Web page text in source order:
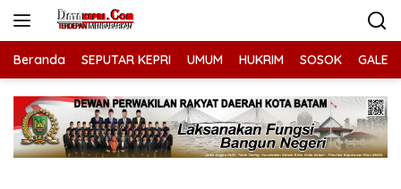
Beranda SEPUTAR KEPRI UMUM HUKRIM SOSOK